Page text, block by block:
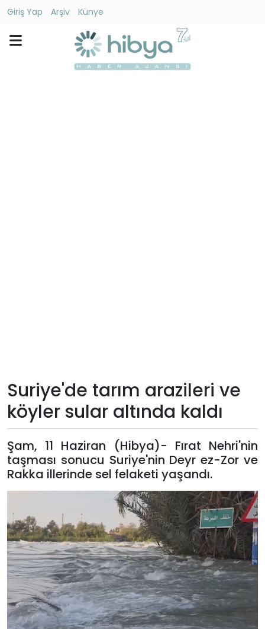
Giriş Yap Arşiv
Künye
Künye
Giriş
Yap
Suriye'de tarım arazileri ve
köyler sular altında kaldı
Şam, 11 Haziran (Hibya)- Fırat Nehri'nin
taşması sonucu Suriye'nin Deyr ez-Zor ve
Rakka illerinde sel felaketi yaşandı.